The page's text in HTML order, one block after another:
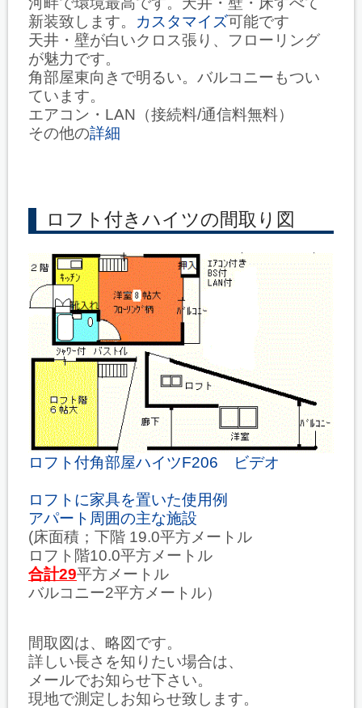
新装致します。 カスタマイズ可能です
天井・壁が白いクロス張り、フローリング
が魅力です。
角部屋東向きで明るい。バルコニーもつい
ています。
エアコン・LAN（接続料/通信料無料）
その他の詳細
ロフト付きハイツの間取り図
ロフト付角部屋ハイツF206 ビデオ
ロフトに家具を置いた使用例
アパート周囲の主な施設
(床面積；下階 19.0平方メートル
ロフト階10.0平方メートル
合計29平方メートル
バルコニー2平方メートル）
間取図は、略図です。
詳しい長さを知りたい場合は、
メールでお知らせ下さい。
現地で測定しお知らせ致します。